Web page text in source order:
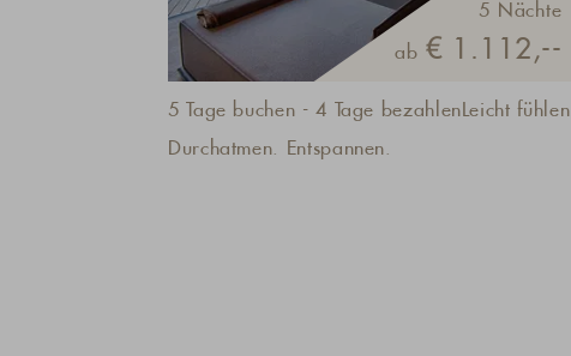
5 Nächte
ab € 1.112,--
5 Tage buchen - 4 Tage bezahlenLeicht fühlen.
Durchatmen. Entspannen.